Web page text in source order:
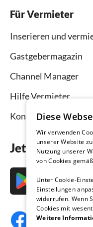
Für Vermieter
Inserieren und
Gastgebermagazin
Channel Manager
Hilfe Vermieter
Kontakt
Jetzt die App
Diese
Wir verwenden
unserer Website
Nutzung unserer
von Cookies
Unter Cookie-
Einstellungen
widerrufen. Wenn
Cookies mit
Weitere